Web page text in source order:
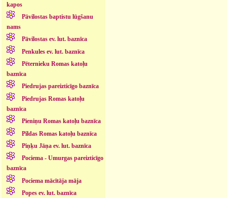
kapos
Pāvilostas baptistu lūgšanu
nams
Pāvilostas ev. lut. baznīca
Penkules ev. lut. baznīca
Pēternieku Romas katoļu
baznīca
Piedrujas pareizticīgo baznīca
Piedrujas Romas katoļu
baznīca
Pieniņu Romas katoļu baznīca
Pildas Romas katoļu baznīca
Piņķu Jāņa ev. lut. baznīca
Pociema - Umurgas pareizticīgo
baznīca
Pociema mācītāja māja
Popes ev. lut. baznīca